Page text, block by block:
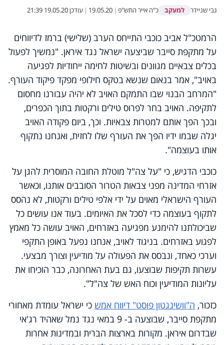
גבי שניידר למעקב כ"ה אייר התש"פ |
19.05.20
| עודכן19.05.20 21:39
הרמטכ"ל אביב כוכבי התייחס הערב (שלישי) ברמז לדיווחים
על מתקפת סייבר שביצעה ישראל נגד איראן. "נמשיך לפעול
בכלים צבאיים מגוונים ובשיטות לחימה ייחודיות לפגיעה
באויב", אמר בנאום שנשא בטקס חילופי מפקד פיקוד העורף.
"המרחב הבנוי שבו התמקם האויב לא יהיה עבורנו מחסום
לתקיפה. האויב בחר לפרוס טילים ורקטות בתוך הכפרים,
ובכך הפך אותם למטרות צבאיות. וכך, ביום פקודה האויב
יגלה שבמו ידיו הפך את העורף שלו לחזית, ואנחנו נתקוף
אותו בעוצמה".
כוכבי הדגיש, כי "על צה"ל מוטלת החובה המוסרית להגן על
אזרחי המדינה מפני צבאות הטרור הסובבים אותנו, וכאשר
העורף הישראלי מאוים על ידי אלפי טילים ורקטות, לא נהסס
לתקוף בעוצמה כדי לסכל את האיומים. בעוד אנו עושים כל
שביכולתנו להימנע מפגיעה באזרחים, האויב עושה כל מאמץ
לפגוע באזרחים. בניגוד לאויב, אנחנו נפעל באופן התקפי
וערכי כאחד, ונבסס את הפעולה על מודיעין וצורך מבצעי.
עשרות תקיפות שבוצעו, גם בעת האחרונה, כבר הוכיחו את
עליונות המודיעין וכוח האש של צה"ל".
כזכור, ה"וושינגטון פוסט" דיווח אמש כי ישראל עומדת מאחורי
מתקפת סייבר, שבוצעה ב- 9 במאי נגד נמל שאהיד רג'אי
שבדרום איראן. מקורות בארצות הברית ובמדינות אחרות